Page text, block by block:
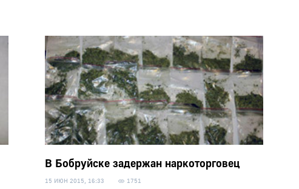
В Бобруйске задержан наркоторговец
15 ИЮН 2015, 16:33 1751